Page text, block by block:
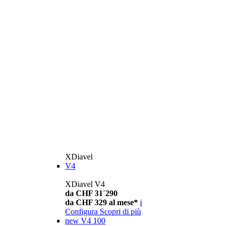
XDiavel
V4
XDiavel V4
da CHF 31´290
da CHF 329 al mese* i
Configura Scopri di più
new V4 100